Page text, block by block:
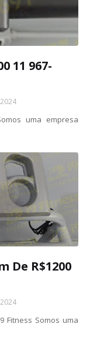
11 967-
uma empresa
De R$1200
Fitness Somos uma